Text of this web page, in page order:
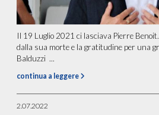
Il 19 Luglio 2021 ci lasciava Pierre
dalla sua morte e la gratitudine per una
Balduzzi ...
continua a leggere
2.07.2022